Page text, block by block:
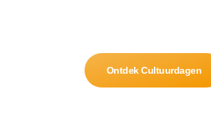
Ontdek Cultuurdagen